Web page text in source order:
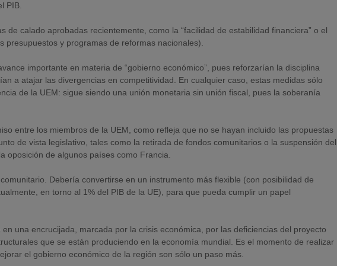
PIB.
de calado aprobadas recientemente, como la “facilidad de estabilidad financiera” o el
presupuestos y programas de reformas nacionales).
importante en materia de “gobierno económico”, pues reforzarían la disciplina
a atajar las divergencias en competitividad. En cualquier caso, estas medidas sólo
de la UEM: sigue siendo una unión monetaria sin unión fiscal, pues la soberanía
entre los miembros de la UEM, como refleja que no se hayan incluido las propuestas
de vista legislativo, tales como la retirada de fondos comunitarios o la suspensión del
oposición de algunos países como Francia.
Debería convertirse en un instrumento más flexible (con posibilidad de
en torno al 1% del PIB de la UE), para que pueda cumplir un papel
una encrucijada, marcada por la crisis económica, por las deficiencias del proyecto
que se están produciendo en la economía mundial. Es el momento de realizar
el gobierno económico de la región son sólo un paso más.